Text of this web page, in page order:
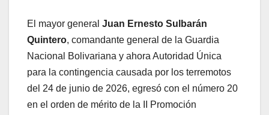
El mayor general Juan Ernesto Sulbarán
Quintero, comandante general de la Guardia
Nacional Bolivariana y ahora Autoridad Única
para la contingencia causada por los terremotos
del 24 de junio de 2026, egresó con el número 20
en el orden de mérito de la II Promoción